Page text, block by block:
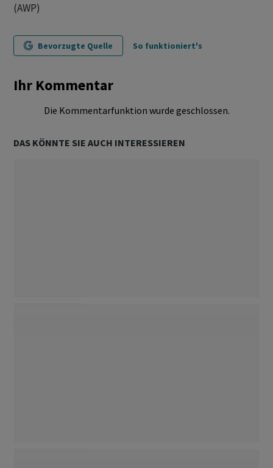
(AWP)
Bevorzugte Quelle So funktioniert's
Ihr Kommentar
Die Kommentarfunktion wurde geschlossen.
DAS KÖNNTE SIE AUCH INTERESSIEREN